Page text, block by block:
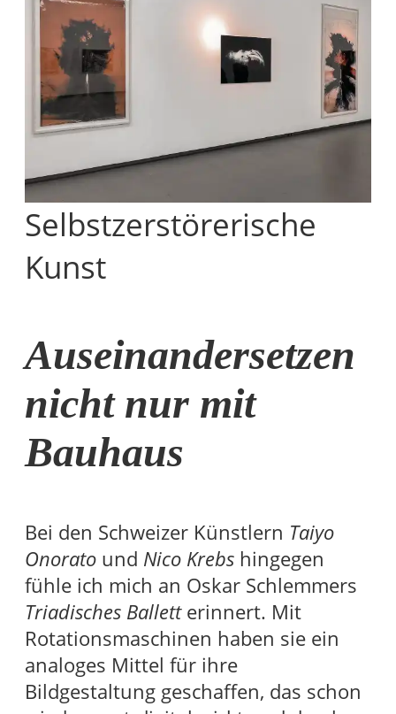
Selbstzerstörerische
Kunst
Auseinandersetzen
nicht nur mit
Bauhaus
Bei den Schweizer Künstlern Taiyo
Onorato und Nico Krebs hingegen
fühle ich mich an Oskar Schlemmers
Triadisches Balletterinnert. Mit
Rotationsmaschinen haben sie ein
analoges Mittel für ihre
Bildgestaltung geschaffen, das schon